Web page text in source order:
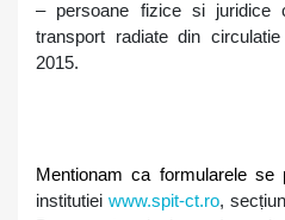
– persoane fizice si juridice
transport radiate din
2015.
Mentionam ca formularele
institutiei www.spit-ct.ro, secṭ